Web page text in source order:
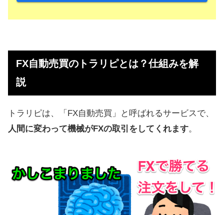
FX自動売買のトラリピとは？仕組みを解
説
トラリピは、「FX自動売買」と呼ばれるサービスで、
人間に変わって機械がFXの取引をしてくれます。